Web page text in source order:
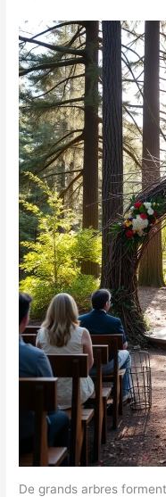
De grands arbres